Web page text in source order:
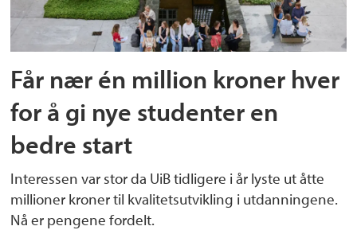
Får nær én million kroner hver
for å gi nye studenter en
bedre start
Interessen var stor da UiB tidligere i år lyste ut åtte
millioner kroner til kvalitetsutvikling i utdanningene.
Nå er pengene fordelt.